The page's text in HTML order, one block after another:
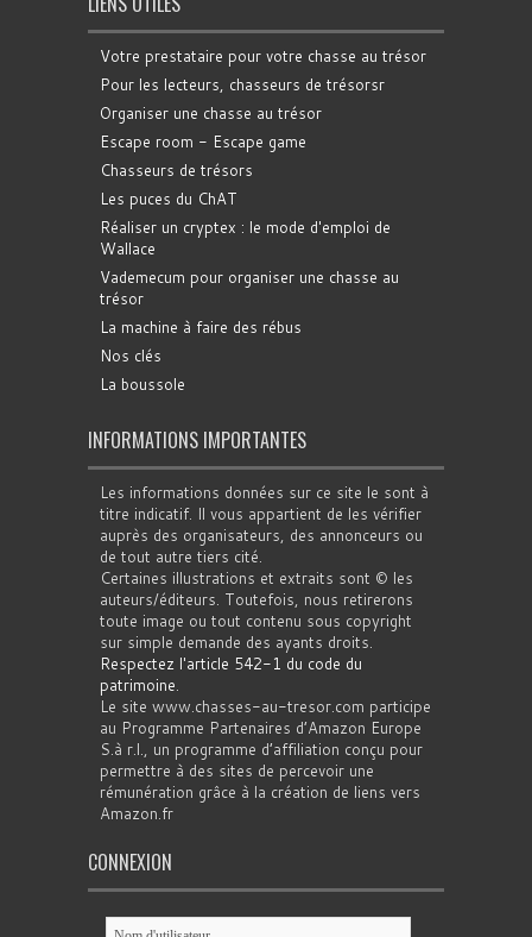
Votre prestataire pour votre chasse au trésor
Pour les lecteurs, chasseurs de trésorsr
Organiser une chasse au trésor
Escape room - Escape game
Chasseurs de trésors
Les puces du ChAT
Réaliser un cryptex : le mode d'emploi de
Wallace
Vademecum pour organiser une chasse au
trésor
La machine à faire des rébus
Nos clés
La boussole
INFORMATIONS IMPORTANTES
Les informations données sur ce site le sont à
titre indicatif. Il vous appartient de les vérifier
auprès des organisateurs, des annonceurs ou
de tout autre tiers cité.
Certaines illustrations et extraits sont © les
auteurs/éditeurs. Toutefois, nous retirerons
toute image ou tout contenu sous copyright
sur simple demande des ayants droits.
Respectez l'article 542-1 du code du
patrimoine.
Le site www.chasses-au-tresor.com participe
au Programme Partenaires d’Amazon Europe
S.à r.l., un programme d’affiliation conçu pour
permettre à des sites de percevoir une
rémunération grâce à la création de liens vers
Amazon.fr
CONNEXION